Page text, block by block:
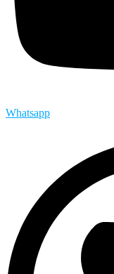
Whatsapp